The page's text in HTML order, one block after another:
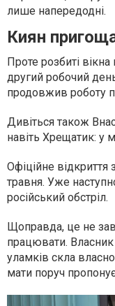
лише напередодні.
Киян
Проте розбиті
другий робочий
продовжив роботу
Дивіться також
навіть Хрещатик: у
Офіційне відкриття
травня. Уже
російський обстріл.
Щоправда, це не
працювати.
уламків скла
мати поруч